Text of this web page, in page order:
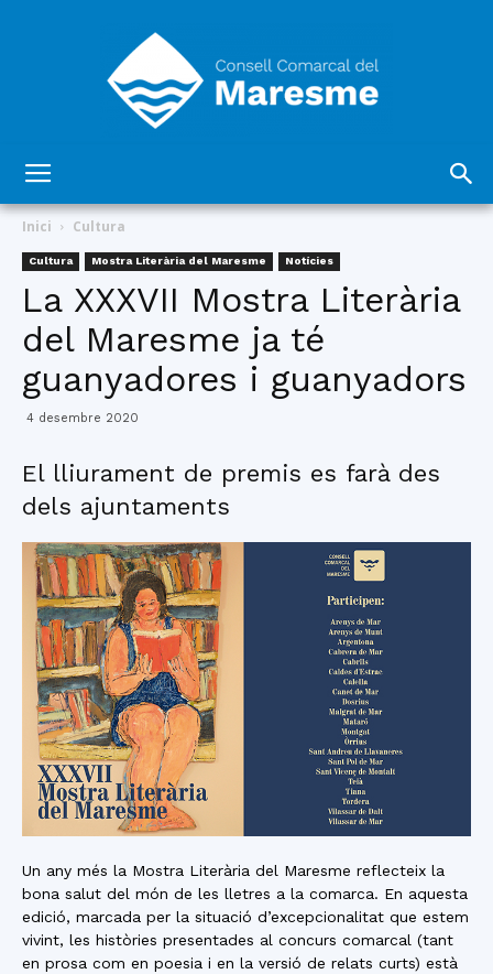
Comarcal
del
Inici Cultura
Cultura Mostra Literària del Maresme Notícies
La XXXVII Mostra Literària
del Maresme ja té
guanyadores i guanyadors
4 desembre 2020
El lliurament de premis es farà des
dels ajuntaments
Un any més la Mostra Literària del Maresme reflecteix la
bona salut del món de les lletres a la comarca. En aquesta
edició, marcada per la situació d’excepcionalitat que estem
vivint, les històries presentades al concurs comarcal (tant
en prosa com en poesia i en la versió de relats curts) està